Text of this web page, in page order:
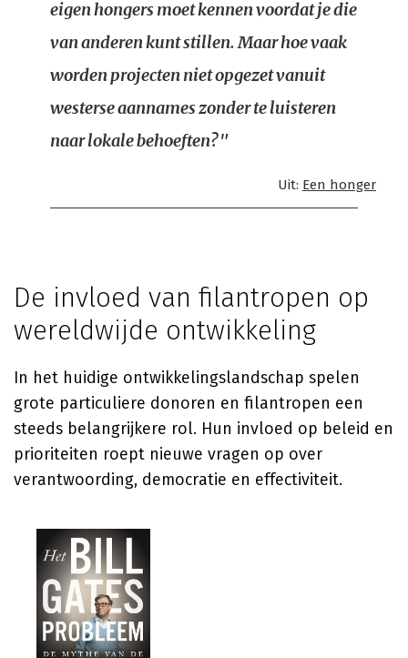
eigen hongers moet kennen voordat je die
van anderen kunt stillen. Maar hoe vaak
worden projecten niet opgezet vanuit
westerse aannames zonder te luisteren
naar lokale behoeften?"
Uit: Een honger
De invloed van filantropen op
wereldwijde ontwikkeling
In het huidige ontwikkelingslandschap spelen
grote particuliere donoren en filantropen een
steeds belangrijkere rol. Hun invloed op beleid en
prioriteiten roept nieuwe vragen op over
verantwoording, democratie en effectiviteit.